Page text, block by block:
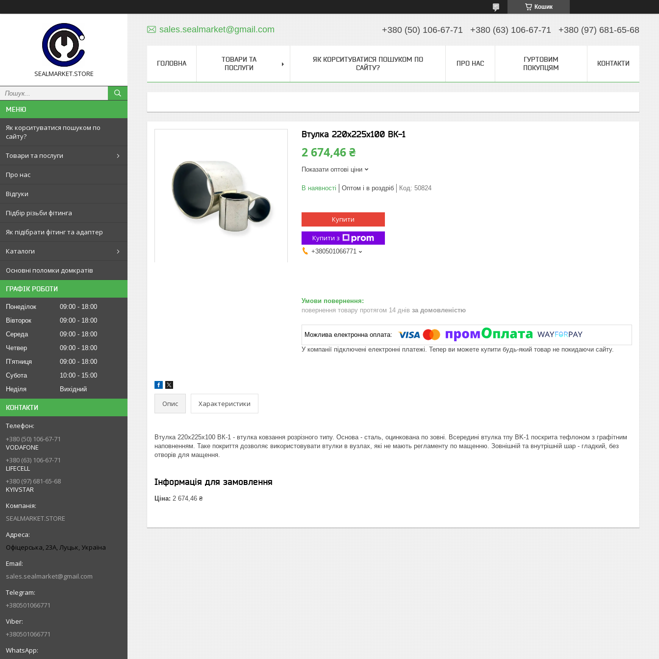
Кошик
SEALMARKET.STORE
Як корситуватися пошуком по
сайту?
Товари та послуги
Про нас
Відгуки
Підбір різьби фітинга
Як підібрати фітинг та адаптер
Каталоги
Основні поломки домкратів
ГРАФІК РОБОТИ
Понеділок 09:00
18:00
Вівторок
09:00
18:00
Середа
09:00
18:00
Четвер
09:00
18:00
Пʼятниця
09:00
18:00
Субота
10:00
15:00
Неділя
Вихідний
КОНТАКТИ
+380 (50) 106-67-71
VODAFONE
+380 (63) 106-67-71
LIFECELL
+380 (97) 681-65-68
KYIVSTAR
SEALMARKET.STORE
Офіцерська, 23А, Луцьк, Україна
sales.sealmarket@gmail.com
+380501066771
+380501066771
sales.sealmarket@gmail.com +380 (50) 106-67-71 +380 (63) 106-67-71 +380 (97) 681-65-68
ГОЛОВНА
ТОВАРИ ТА
ПОСЛУГИ
ЯК КОРСИТУВАТИСЯ ПОШУКОМ ПО
САЙТУ?
ПРО НАС
ГУРТОВИМ
ПОКУПЦЯМ
КОНТАКТИ
Втулка 220х225х100 ВК-1
2 674,46 ₴
Показати оптові ціни
В наявності Оптом і в роздріб Код: 50824
Купити
Купити з
+380501066771
повернення товару протягом 14 днів за домовленістю
У компанії підключені електронні платежі. Тепер ви можете купити будь-який товар не покидаючи сайту.
Опис Характеристики
Втулка 220х225х100 ВК-1 - втулка ковзання розрізного типу. Основа - сталь, оцинкована по зовні. Всередині втулка тпу BK-1 поскрита тефлоном з графітним
наповненням. Таке покриття дозволяє використовувати втулки в вузлах, які не мають регламенту по мащенню. Зовнішній та внутрішній шар - гладкий, без
отворів для мащення.
Інформація для замовлення
Ціна: 2 674,46 ₴